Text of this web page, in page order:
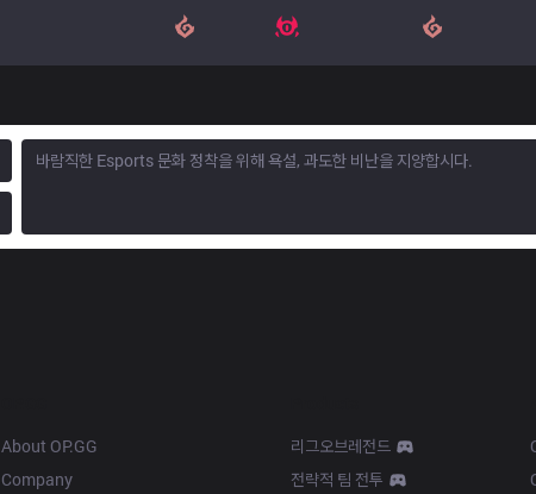
About OP.GG
Company
리그오브레전드
전략적 팀 전투